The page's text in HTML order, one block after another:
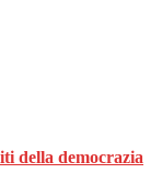
della democrazia